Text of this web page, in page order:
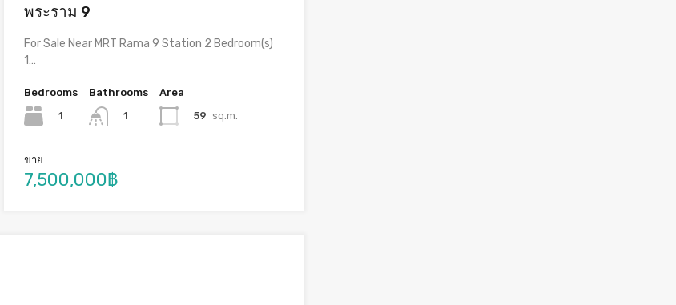
พระราม 9
For Sale Near MRT Rama 9 Station 2 Bedroom(s)
1…
Bedrooms
1
Bathrooms
1
Area
59 sq.m.
ขาย
7,500,000฿